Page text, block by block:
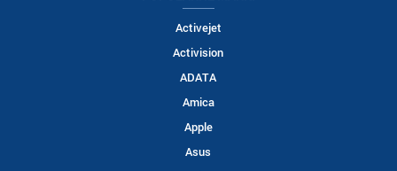
Activejet
Activision
ADATA
Amica
Apple
Asus